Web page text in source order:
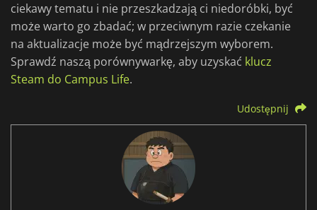
ciekawy tematu i nie przeszkadzają ci niedoróbki, być
może warto go zbadać; w przeciwnym razie czekanie
na aktualizacje może być mądrzejszym wyborem.
Sprawdź naszą porównywarkę, aby uzyskać klucz
Steam do Campus Life.
Udostępnij